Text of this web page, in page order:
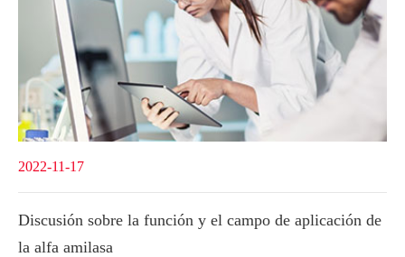
2022-11-17
Discusión sobre la función y el campo de aplicación de
la alfa amilasa